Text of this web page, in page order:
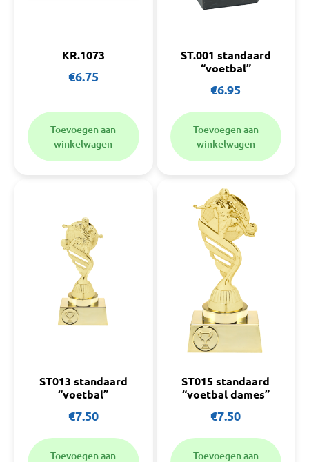
KR.1073
€6.75
Toevoegen aan
winkelwagen
ST.001 standaard
“voetbal”
€6.95
Toevoegen aan
winkelwagen
ST013 standaard
“voetbal”
€7.50
Toevoegen aan
ST015 standaard
“voetbal dames”
€7.50
Toevoegen aan